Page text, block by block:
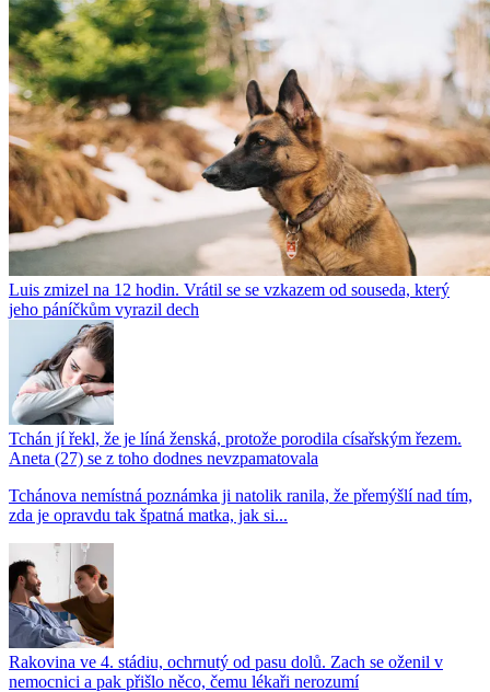
Luis zmizel na 12 hodin. Vrátil se se vzkazem od souseda, který
jeho páníčkům vyrazil dech
Tchán jí řekl, že je líná ženská, protože porodila císařským řezem.
Aneta (27) se z toho dodnes nevzpamatovala
Tchánova nemístná poznámka ji natolik ranila, že přemýšlí nad tím,
zda je opravdu tak špatná matka, jak si...
Rakovina ve 4. stádiu, ochrnutý od pasu dolů. Zach se oženil v
nemocnici a pak přišlo něco, čemu lékaři nerozumí